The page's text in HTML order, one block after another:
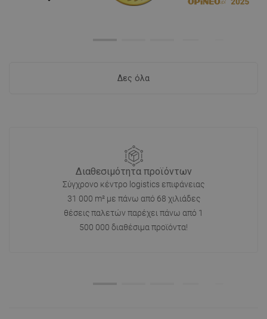
Δες όλα
Διαθεσιμότητα προϊόντων
Σύγχρονο κέντρο logistics επιφάνειας
31 000 m² με πάνω από 68 χιλιάδες
θέσεις παλετών παρέχει πάνω από 1
500 000 διαθέσιμα προϊόντα!